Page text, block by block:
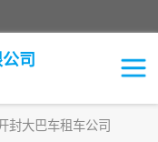
司
封大巴车租车公司